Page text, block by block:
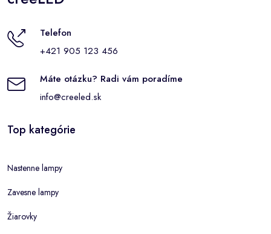
Telefon
+421 905 123 456
Máte otázku? Radi vám poradíme
info@creeled.sk
Top kategórie
Nastenne lampy
Zavesne lampy
Žiarovky